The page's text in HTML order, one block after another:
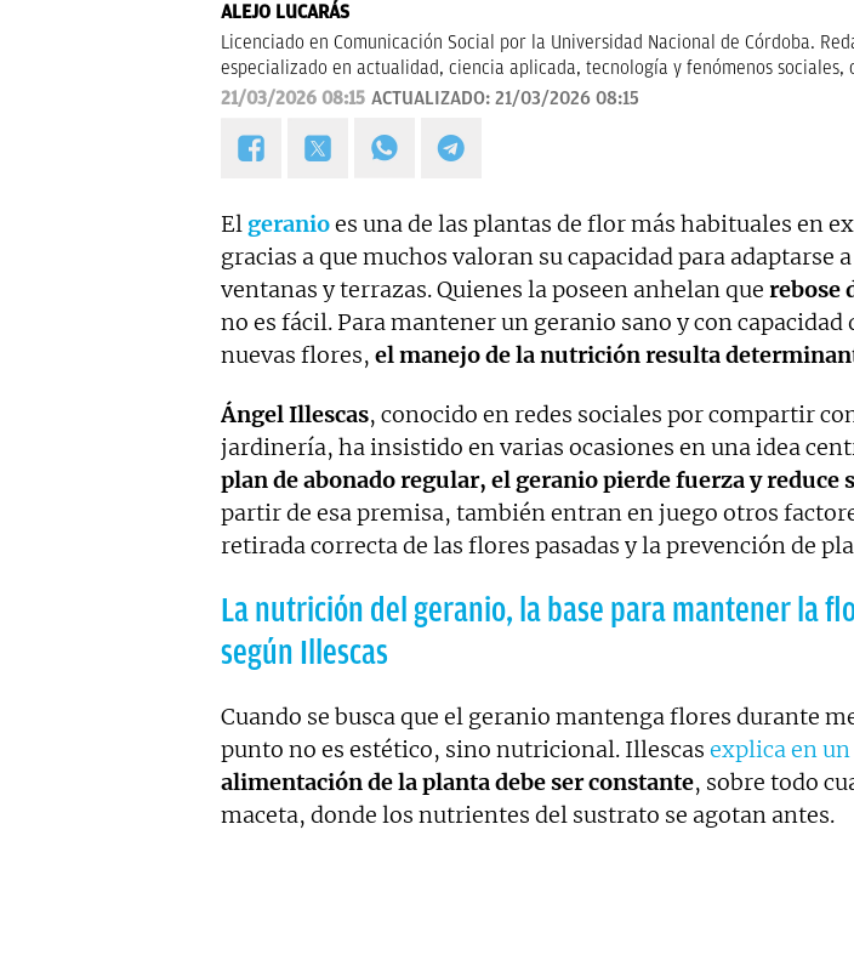
ALEJO LUCARÁS
Licenciado en Comunicación Social por la Universidad Nacional de Córdoba.
especializado en actualidad, ciencia aplicada, tecnología y fenómenos sociales,
divulgativo y orientado a explicar al lector cómo los grandes temas de hoy
21/03/2026 08:15 ACTUALIZADO: 21/03/2026 08:15
El geranioes una de las plantas de flor más habituales en
gracias a que muchos valoran su capacidad para adaptarse
ventanas y terrazas. Quienes la poseen anhelan que rebose
no es fácil. Para mantener un geranio sano y con capacidad
nuevas flores, el manejo de la nutrición resulta
Ángel Illescas, conocido en redes sociales por compartir
jardinería, ha insistido en varias ocasiones en una idea
plan de abonado regular, el geranio pierde fuerza y reduce
partir de esa premisa, también entran en juego otros
retirada correcta de las flores pasadas y la prevención de
La nutrición del geranio, la base para mantener la
según Illescas
Cuando se busca que el geranio mantenga flores durante
punto no es estético, sino nutricional. Illescas explica en
alimentación de la planta debe ser constante, sobre todo
maceta, donde los nutrientes del sustrato se agotan antes.